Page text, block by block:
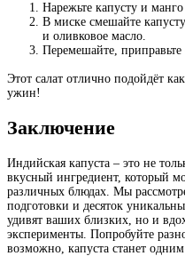
Нарежьте капусту и
В миске смешайте
и оливковое масло.
Перемешайте,
Этот салат отлично подойдёт
ужин!
Заключение
Индийская капуста – это не
вкусный ингредиент, который
различных блюдах. Мы
подготовки и десяток
удивят ваших близких, но и
эксперименты. Попробуйте
возможно, капуста станет